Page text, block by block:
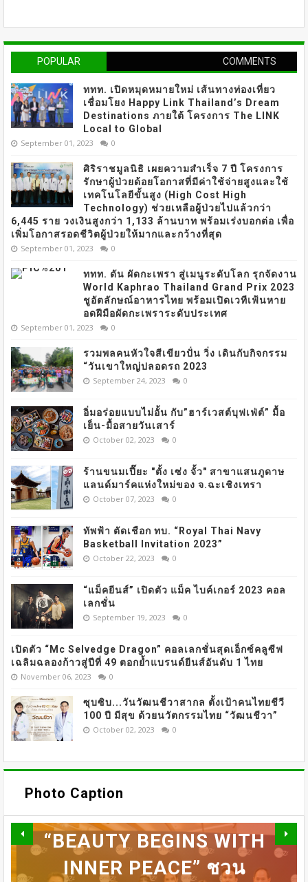
POPULAR COMMENTS
ททท. เปิดหมุดหมายใหม่ เส้นทางท่องเที่ยว
เชื่อมโยง Happy Link Thailand’s Dream
Destinations ภายใต้ โครงการ The LINK
Local to Global
September 01, 2023 0
ศิริราชมูลนิธิ เผยความสำเร็จ 7 ปี โครงการ
รักษาผู้ป่วยด้อยโอกาสที่มีค่าใช้จ่ายสูงและใช้
เทคโนโลยีขั้นสูง (High Cost High
Technology) ช่วยเหลือผู้ป่วยไปแล้วกว่า
6,445 ราย วงเงินสูงกว่า 1,133 ล้านบาท พร้อมเร่งบอกต่อ เพื่อ
เพิ่มโอกาสรอดชีวิตผู้ป่วยให้มากและกว้างที่สุด
September 01, 2023 0
ททท. ดัน ผัดกะเพรา สู่เมนูระดับโลก รุกจัดงาน
World Kaphrao Thailand Grand Prix 2023
ชูอัตลักษณ์อาหารไทย พร้อมเปิดเวทีเฟ้นหาย
อดฝีมือผัดกะเพราระดับประเทศ
September 01, 2023 0
รวมพลคนหัวใจสีเขียวปั่น วิ่ง เดินกับกิจกรรม
“วันเขาใหญ่ปลอดรถ 2023
September 24, 2023 0
อิ่มอร่อยแบบไม่อั้น กับ”ฮาร์เวสต์บุฟเฟ่ต์” มื้อ
เย็น-มื้อสายวันเสาร์
October 02, 2023 0
ร้านขนมเปี๊ยะ "ตั้ง เซ่ง จั้ว" สาขาแสนภูดาษ
แลนด์มาร์คแห่งใหม่ของ จ.ฉะเชิงเทรา
October 07, 2023 0
ทัพฟ้า ตัดเชือก ทบ. “Royal Thai Navy
Basketball Invitation 2023”
October 22, 2023 0
“แม็คยีนส์” เปิดตัว แม็ค ไบค์เกอร์ 2023 คอล
เลกชั่น
September 19, 2023 0
เปิดตัว “Mc Selvedge Dragon” คอลเลกชั่นสุดเอ็กซ์คลูซีฟ
เฉลิมฉลองก้าวสู่ปีที่ 49 ตอกย้ำแบรนด์ยีนส์อันดับ 1 ไทย
November 06, 2023 0
ซุบซิบ...วันวัฒนชีวาสากล ตั้งเป้าคนไทยชีวี
100 ปี มีสุข ด้วยนวัตกรรมไทย “วัฒนชีวา”
October 02, 2023 0
Photo Caption
DERMASTER X MENTOR
Beauty
OMAZZ ตอกย้ำเทรนด์
“LONGEVITY” จัดงาน
“BEAUTY BEGINS WITH
INNER PEACE” ชวน